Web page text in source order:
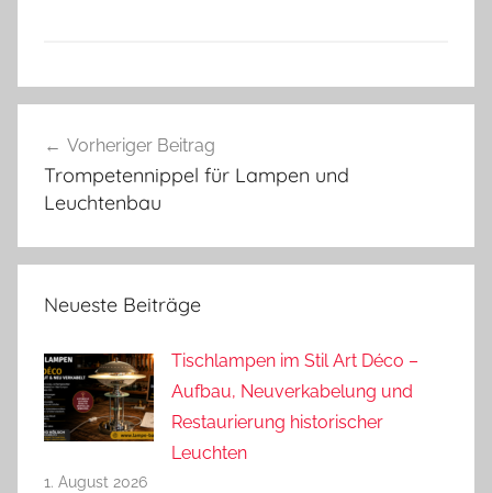
Vorheriger Beitrag
Trompetennippel für Lampen und
Leuchtenbau
Neueste Beiträge
Tischlampen im Stil Art Déco –
Aufbau, Neuverkabelung und
Restaurierung historischer
Leuchten
1. August 2026